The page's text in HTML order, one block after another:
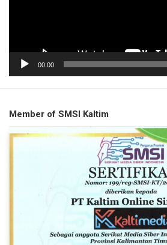
00:00
Member of SMSI Kaltim